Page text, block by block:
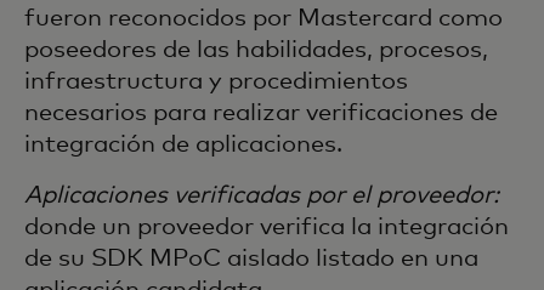
fueron reconocidos por Mastercard como
poseedores de las habilidades, procesos,
infraestructura y procedimientos
necesarios para realizar verificaciones de
integración de aplicaciones.
Aplicaciones verificadas por el proveedor:
donde un proveedor verifica la integración
de su SDK MPoC aislado listado en una